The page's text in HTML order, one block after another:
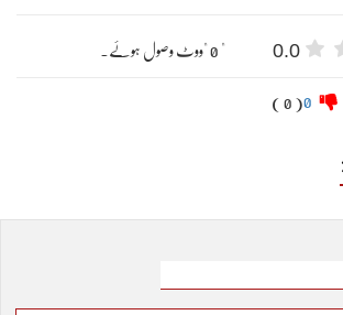
0.0 " 0 "ووٹ وصول ہوئے۔
( 0 )